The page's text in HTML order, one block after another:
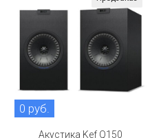
0 руб.
Акустика Kef Q150